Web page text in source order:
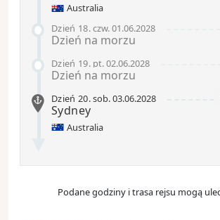
Australia
Dzień 18.czw.01.06.2028
Dzień na morzu
Dzień 19. pt.02.06.2028
Dzień na morzu
Dzień 20.sob.03.06.2028
Sydney
Australia
Podane godziny i trasa rejsu mogą